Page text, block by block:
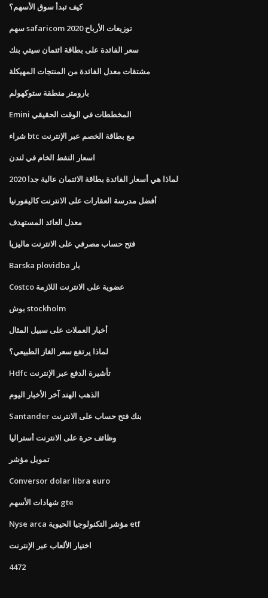
كيف تبدأ سوق الأسهم؟
سهم safaricom توزيعات الأرباح 2020
سعر الفائدة على بطاقة ائتمان سيتي بنك
مشتقات معدل الفائدة من المنتجات المهيكلة
بارومتر منطقة ستوكهولم
Emini المخططات في الوقت الحقيقي
شراء btc مع بطاقة الخصم عبر الإنترنت
اسعار النفط الخام في لندن
لماذا هي أسعار الفائدة بطاقة الائتمان عالية جدا 2020
أفضل مدرسة العقارات على الانترنت كاليفورنيا
معدل العائد المستهدف
فتح حساب مصرفي على الانترنت ماليزيا
Barska plovidba بار
Costco عضوية على الانترنت اللازمة
بوش stockholm
أخبار العملات على سبيل المثال
لماذا يرتفع سعر الغاز الطبيعي؟
Hdfc تأشيرة الدفع عبر الإنترنت
الذهب الهند آخر الأخبار اليوم
Santander بنك فتح حساب على الانترنت
وظائف حرة على الانترنت أستراليا
تمويل مؤشر
Conversor dolar libra euro
شهادات الأسهم gte
Nyse arca مؤشر التكنولوجيا الحيوية etf
اختيار الألعاب عبر الإنترنت
4472